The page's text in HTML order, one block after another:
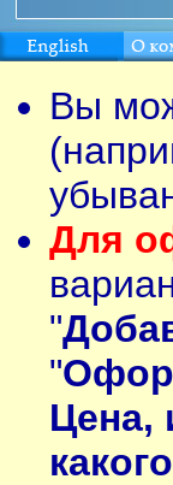
Вы
Для
"
"
Цена,